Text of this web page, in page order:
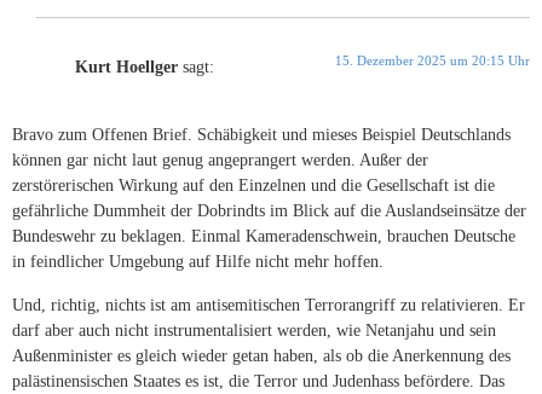
Kurt Hoellger sagt: 15. Dezember 2025 um 20:15 Uhr
Bravo zum Offenen Brief. Schäbigkeit und mieses Beispiel Deutschlands
können gar nicht laut genug angeprangert werden. Außer der
zerstörerischen Wirkung auf den Einzelnen und die Gesellschaft ist die
gefährliche Dummheit der Dobrindts im Blick auf die Auslandseinsätze der
Bundeswehr zu beklagen. Einmal Kameradenschwein, brauchen Deutsche
in feindlicher Umgebung auf Hilfe nicht mehr hoffen.
Und, richtig, nichts ist am antisemitischen Terrorangriff zu relativieren. Er
darf aber auch nicht instrumentalisiert werden, wie Netanjahu und sein
Außenminister es gleich wieder getan haben, als ob die Anerkennung des
palästinensischen Staates es ist, die Terror und Judenhass befördere. Das